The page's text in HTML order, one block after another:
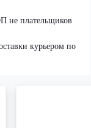
не плательщиков
курьером по